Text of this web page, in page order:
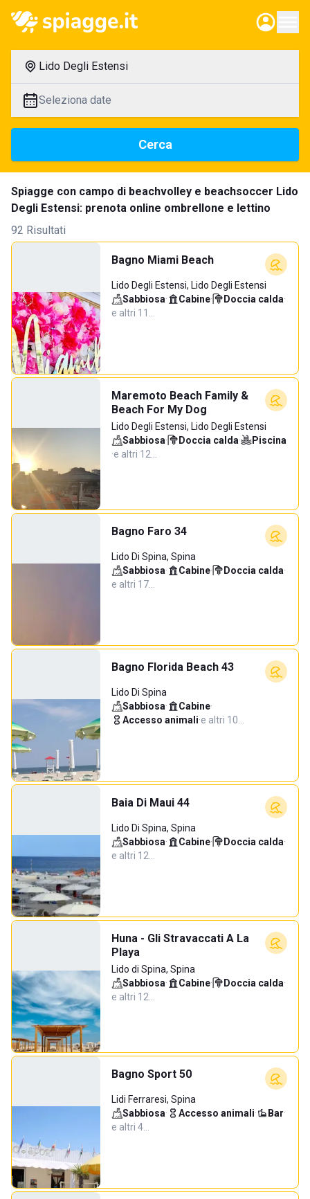
Lido Degli Estensi
Seleziona date
Cerca
Spiagge con campo di beachvolley e beachsoccer Lido
Degli Estensi: prenota online ombrellone e lettino
92 Risultati
Bagno Miami Beach
Lido Degli Estensi, Lido Degli Estensi
Sabbiosa· Cabine· Doccia calda·
e altri 11…
Maremoto Beach Family &
Beach For My Dog
Lido Degli Estensi, Lido Degli Estensi
Sabbiosa· Doccia calda·
Piscina
·e altri 12…
Bagno Faro 34
Lido Di Spina, Spina
Sabbiosa· Cabine· Doccia calda·
e altri 17…
Bagno Florida Beach 43
Lido Di Spina
Sabbiosa· Cabine·
Accesso animali·e altri 10…
Baia Di Maui 44
Lido Di Spina, Spina
Sabbiosa· Cabine· Doccia calda·
e altri 12…
Huna - Gli Stravaccati A La
Playa
Lido di Spina, Spina
Sabbiosa· Cabine· Doccia calda·
e altri 12…
Bagno Sport 50
Lidi Ferraresi, Spina
Sabbiosa· Accesso animali· Bar·
e altri 4…